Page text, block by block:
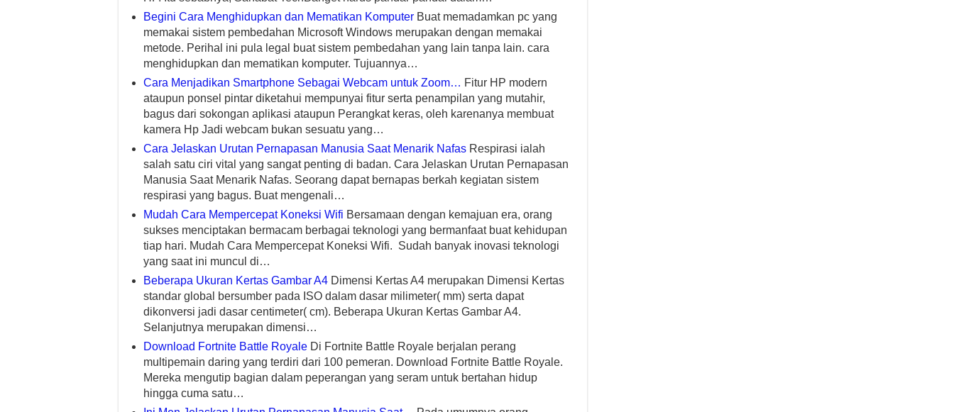
Begini Cara Menghidupkan dan Mematikan Komputer Buat memadamkan pc yang
memakai sistem pembedahan Microsoft Windows merupakan dengan memakai
metode. Perihal ini pula legal buat sistem pembedahan yang lain tanpa lain. cara
menghidupkan dan mematikan komputer. Tujuannya…
Cara Menjadikan Smartphone Sebagai Webcam untuk Zoom… Fitur HP modern
ataupun ponsel pintar diketahui mempunyai fitur serta penampilan yang mutahir,
bagus dari sokongan aplikasi ataupun Perangkat keras, oleh karenanya membuat
kamera Hp Jadi webcam bukan sesuatu yang…
Cara Jelaskan Urutan Pernapasan Manusia Saat Menarik Nafas Respirasi ialah
salah satu ciri vital yang sangat penting di badan. Cara Jelaskan Urutan Pernapasan
Manusia Saat Menarik Nafas. Seorang dapat bernapas berkah kegiatan sistem
respirasi yang bagus. Buat mengenali…
Mudah Cara Mempercepat Koneksi Wifi Bersamaan dengan kemajuan era, orang
sukses menciptakan bermacam berbagai teknologi yang bermanfaat buat kehidupan
tiap hari. Mudah Cara Mempercepat Koneksi Wifi. Sudah banyak inovasi teknologi
yang saat ini muncul di…
Beberapa Ukuran Kertas Gambar A4 Dimensi Kertas A4 merupakan Dimensi Kertas
standar global bersumber pada ISO dalam dasar milimeter( mm) serta dapat
dikonversi jadi dasar centimeter( cm). Beberapa Ukuran Kertas Gambar A4.
Selanjutnya merupakan dimensi…
Download Fortnite Battle Royale Di Fortnite Battle Royale berjalan perang
multipemain daring yang terdiri dari 100 pemeran. Download Fortnite Battle Royale.
Mereka mengutip bagian dalam peperangan yang seram untuk bertahan hidup
hingga cuma satu…